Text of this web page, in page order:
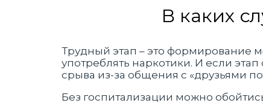
В каких
Трудный этап – это формирование
употреблять наркотики. И если
срыва из-за общения с «друзьями
Без госпитализации можно